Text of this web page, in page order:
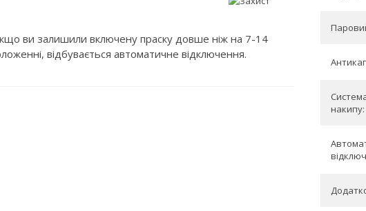
ви залишили включену праску довше ніж на 7-14
відбувається автоматичне відключення.
накипу: